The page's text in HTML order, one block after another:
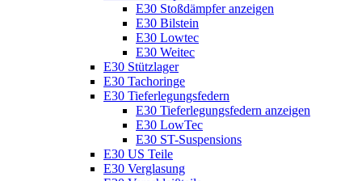
E30 Stoßdämpfer anzeigen
E30 Bilstein
E30 Lowtec
E30 Weitec
E30 Stützlager
E30 Tachoringe
E30 Tieferlegungsfedern
E30 Tieferlegungsfedern anzeigen
E30 LowTec
E30 ST-Suspensions
E30 US Teile
E30 Verglasung